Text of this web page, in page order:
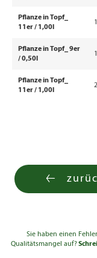
Pflanze in Topf_
11er / 1,00l
Pflanze in Topf_ 9er
/ 0,50l
Pflanze in Topf_
11er / 1,00l
Sie haben einen
Qualitätsmangel auf?